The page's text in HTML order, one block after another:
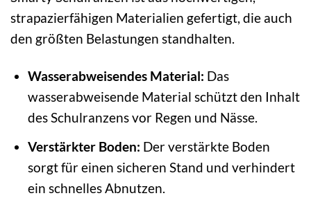
strapazierfähigen Materialien gefertigt, die auch
den größten Belastungen standhalten.
Wasserabweisendes Material: Das
wasserabweisende Material schützt den Inhalt
des Schulranzens vor Regen und Nässe.
Verstärkter Boden: Der verstärkte Boden
sorgt für einen sicheren Stand und verhindert
ein schnelles Abnutzen.